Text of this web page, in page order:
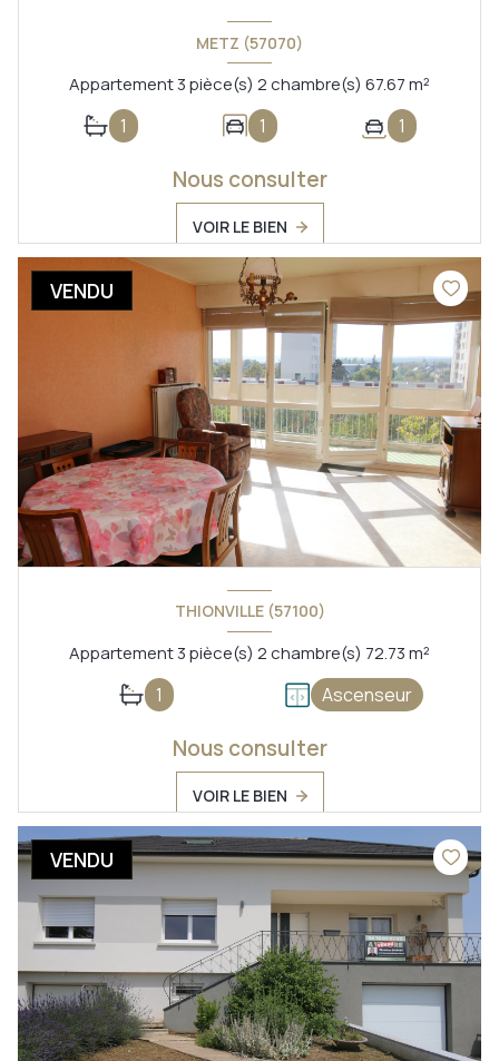
METZ (57070)
Appartement 3 pièce(s) 2 chambre(s) 67.67 m²
1 1 1
Nous consulter
VOIR LE BIEN
VENDU
THIONVILLE (57100)
Appartement 3 pièce(s) 2 chambre(s) 72.73 m²
1 Ascenseur
Nous consulter
VOIR LE BIEN
VENDU